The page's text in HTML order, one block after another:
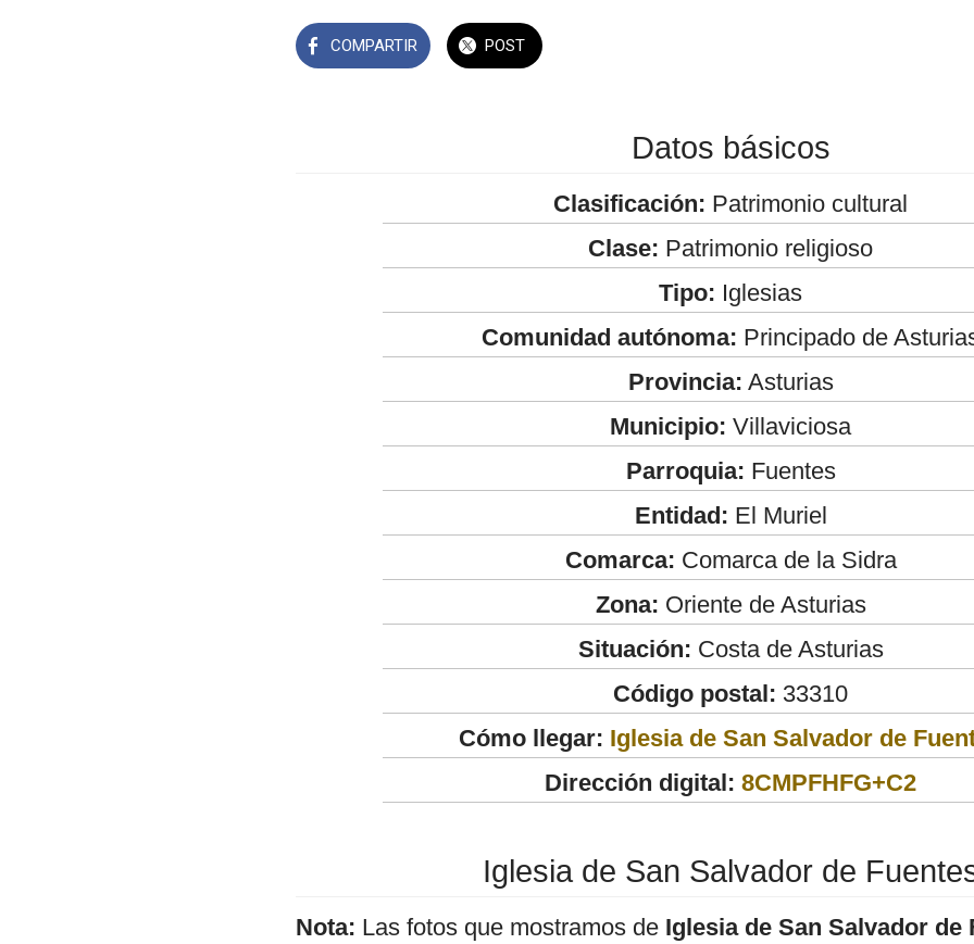
COMPARTIR POST
Datos básicos
Clasificación: Patrimonio cultural
Clase: Patrimonio religioso
Tipo: Iglesias
Comunidad autónoma: Principado de
Provincia: Asturias
Municipio: Villaviciosa
Parroquia: Fuentes
Entidad: El Muriel
Comarca: Comarca de la Sidra
Zona: Oriente de Asturias
Situación: Costa de Asturias
Código postal: 33310
Cómo llegar: Iglesia de San Salvador de
Dirección digital: 8CMPFHFG+C2
Iglesia de San Salvador de
Nota: Las fotos que mostramos de Iglesia de San Salvador de